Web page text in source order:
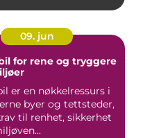
09. jun
for rene og tryggere
er en nøkkelressurs i
byer og tettsteder,
til renhet, sikkerhet